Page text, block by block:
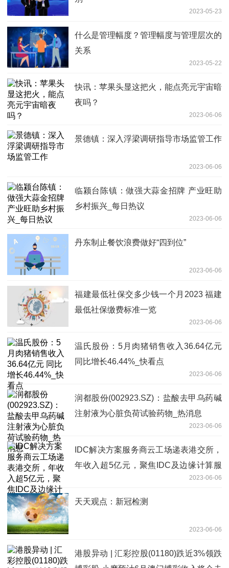
2023-05-23
什么是管理幅度？管理幅度与管理层次的
关系
2023-05-22
快讯：苹果头显这把火，能点亮元宇宙暗
夜吗？
2023-06-06
景德镇：深入浮梁调研指导市场监管工作
2023-06-06
临颍台陈镇：做强大蒜金招牌 产业旺助
乡村振兴_每日热议
2023-06-06
丹东制止餐饮浪费做好“四到位”
2023-06-06
福建最低社保交多少钱一个月2023 福建
最低社保缴费标准一览
2023-06-06
温氏股份：5月肉猪销售收入36.64亿元
同比增长46.44%_快看点
2023-06-06
润都股份(002923.SZ)：盐酸去甲乌药碱
注射液为心脏负荷试验药物_热消息
2023-06-06
IDC解决方案服务商云工场递表港交所，
年收入超5亿元，聚焦IDC及边缘计算服
2023-06-06
天天观点：新冠检测
2023-06-06
港股异动 | 汇彩控股(01180)跌近3%领跌